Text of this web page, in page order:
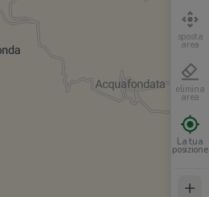
sposta
area
elimina
area
La tua
posizione
+